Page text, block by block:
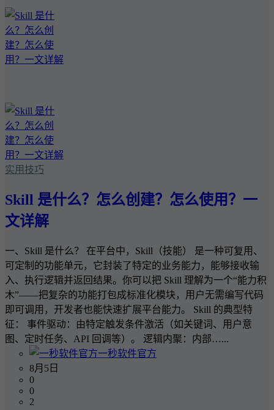
实用技巧
Skill 是什么？怎么创建？怎么使用？一
文详解
一、Skill 是什么？ 在平台中，Skill（技能） 是一种可复用、
可定制的功能单元，它封装了特定的业务能力，能够接收输
入、执行逻辑并返回结果。你可以把 Skill 理解为一个“能力积
木”——把复杂的功能打包成标准化模块，用户无需编写代码
即可调用，开发者也能快速扩展平台能力。 Skill 的典型特
征： 事件驱动：由特定触发条件激活（如关键词、用户意
图、定时任务、API 回调等）。 逻辑内聚：内部…...
一秒软件官方
8月5日
0
0
2